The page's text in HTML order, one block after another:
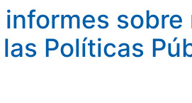
Políticas